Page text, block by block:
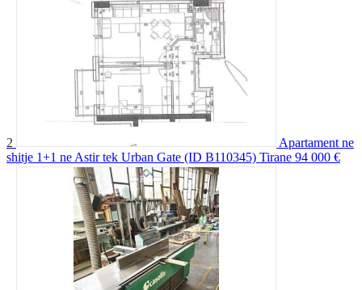
2
Apartament ne
shitje 1+1 ne Astir tek Urban Gate (ID B110345) Tirane 94 000 €